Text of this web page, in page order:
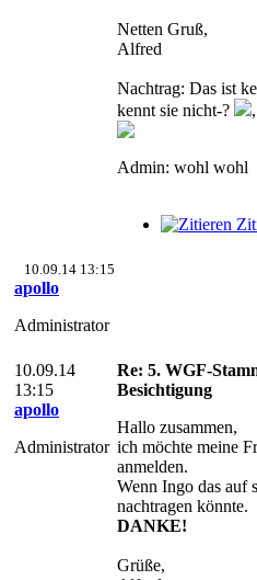
Netten Gruß,
Alfred
Nachtrag: Das ist
kennt sie nicht-?
Admin: wohl wohl
10.09.14 13:15
apollo
Administrator
10.09.14
13:15
apollo
Administrator
Re: 5. WGF-
Besichtigung
Hallo zusammen,
ich möchte meine
anmelden.
Wenn Ingo das auf
nachtragen könnte.
DANKE!
Grüße,